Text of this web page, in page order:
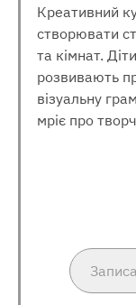
Креативний
створювати
та кімнат.
розвивають
візуальну
мріє про